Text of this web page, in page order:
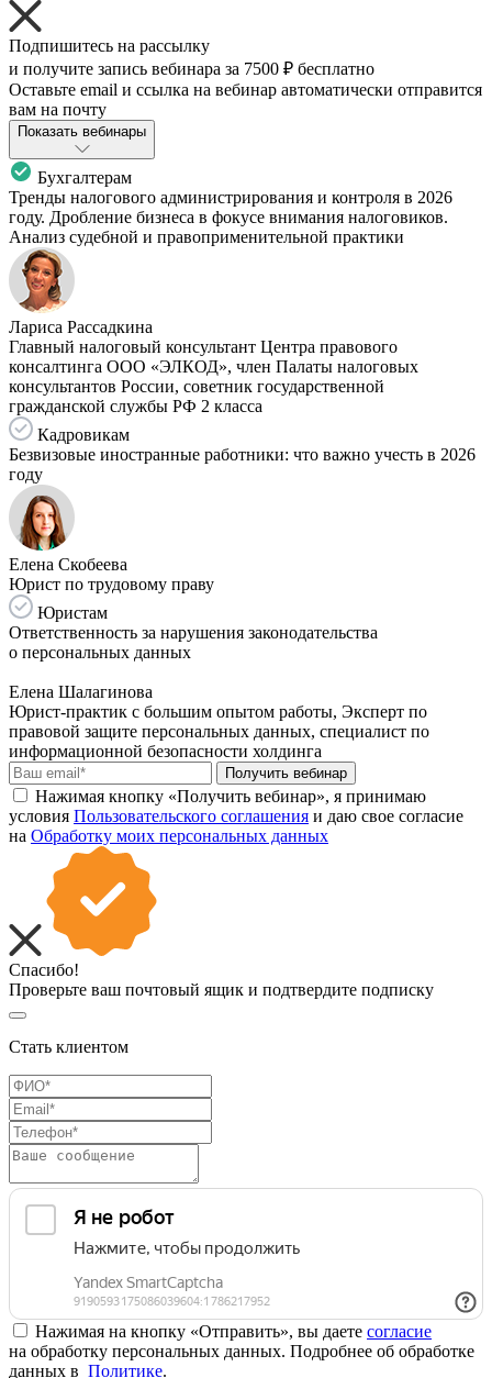
Подпишитесь на рассылку
и получите запись вебинара за 7500 ₽ бесплатно
Оставьте email и ссылка на вебинар автоматически отправится
вам на почту
Показать вебинары
Бухгалтерам
Тренды налогового администрирования и контроля в 2026
году. Дробление бизнеса в фокусе внимания налоговиков.
Анализ судебной и правоприменительной практики
Лариса Рассадкина
Главный налоговый консультант Центра правового
консалтинга ООО «ЭЛКОД», член Палаты налоговых
консультантов России, советник государственной
гражданской службы РФ 2 класса
Кадровикам
Безвизовые иностранные работники: что важно учесть в 2026
году
Елена Скобеева
Юрист по трудовому праву
Юристам
Ответственность за нарушения законодательства
о персональных данных
Елена Шалагинова
Юрист-практик с большим опытом работы, Эксперт по
правовой защите персональных данных, специалист по
информационной безопасности холдинга
Получить вебинар
Нажимая кнопку «Получить вебинар», я принимаю
условия Пользовательского соглашения и даю свое согласие
на Обработку моих персональных данных
Спасибо!
Проверьте ваш почтовый ящик и подтвердите подписку
Стать клиентом
Нажимая на кнопку «Отправить», вы даете согласие
на обработку персональных данных. Подробнее об обработке
данных в Политике.